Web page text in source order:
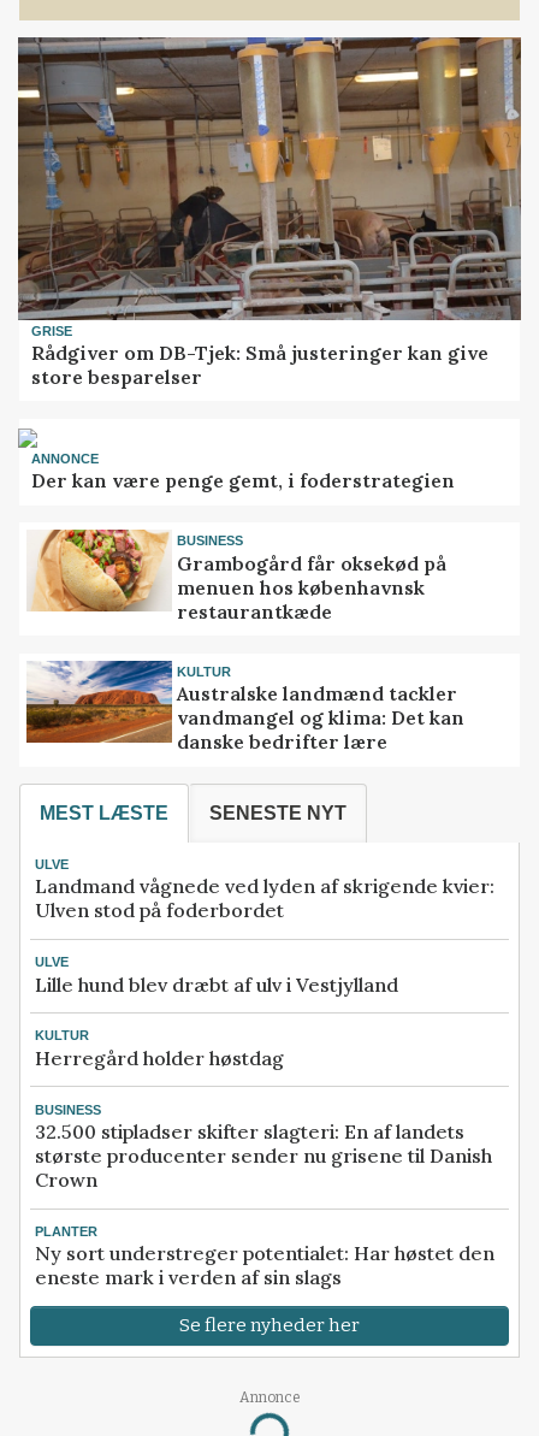
GRISE
Rådgiver om DB-Tjek: Små justeringer kan give
store besparelser
ANNONCE
Der kan være penge gemt, i foderstrategien
BUSINESS
Grambogård får oksekød på
menuen hos københavnsk
restaurantkæde
KULTUR
Australske landmænd tackler
vandmangel og klima: Det kan
danske bedrifter lære
MEST LÆSTE SENESTE NYT
ULVE
Landmand vågnede ved lyden af skrigende kvier:
Ulven stod på foderbordet
ULVE
Lille hund blev dræbt af ulv i Vestjylland
KULTUR
Herregård holder høstdag
BUSINESS
32.500 stipladser skifter slagteri: En af landets
største producenter sender nu grisene til Danish
Crown
PLANTER
Ny sort understreger potentialet: Har høstet den
eneste mark i verden af sin slags
Se flere nyheder her
Annonce